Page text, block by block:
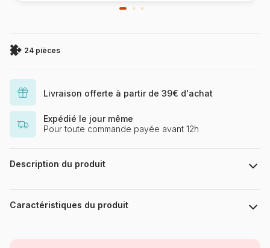
24 pièces
Livraison offerte à partir de 39€ d'achat
Expédié le jour même
Pour toute commande payée avant 12h
Description du produit
123RF - Totallyjamie
Caractéristiques du produit